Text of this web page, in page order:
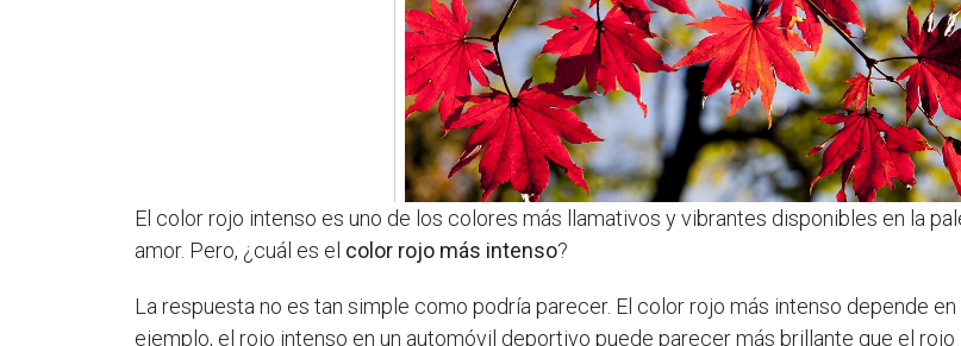
El color rojo intenso es uno de los colores más llamativos y vibrantes disponibles en la
amor. Pero, ¿cuál es el color rojo más intenso?
La respuesta no es tan simple como podría parecer. El color rojo más intenso depende
ejemplo, el rojo intenso en un automóvil deportivo puede parecer más brillante que el rojo